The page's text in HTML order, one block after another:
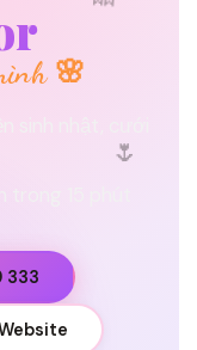
🎀
🌷
💐
🌸
333
Website